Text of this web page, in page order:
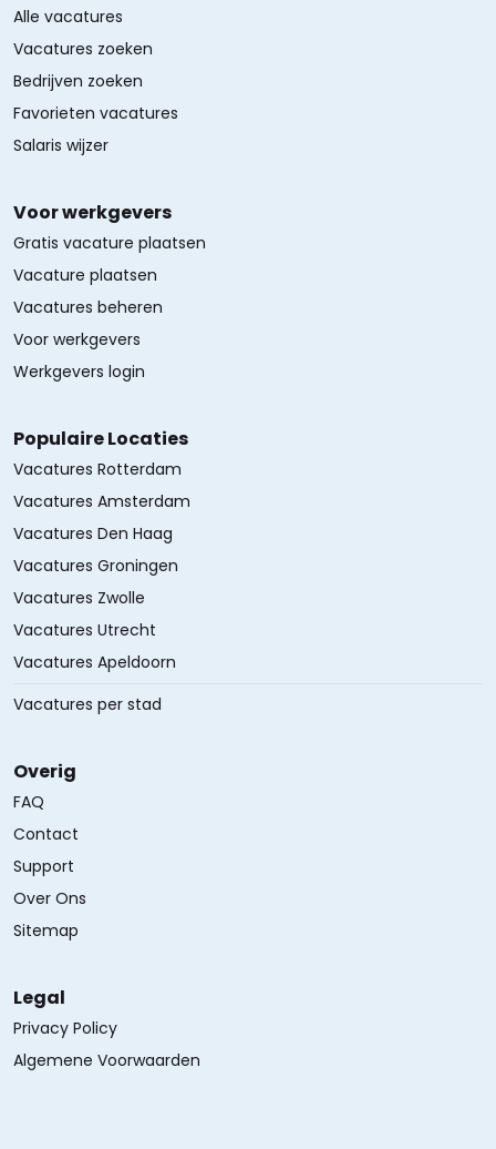
Alle vacatures
Vacatures zoeken
Bedrijven zoeken
Favorieten vacatures
Salaris wijzer
Voor werkgevers
Gratis vacature plaatsen
Vacature plaatsen
Vacatures beheren
Voor werkgevers
Werkgevers login
Populaire Locaties
Vacatures Rotterdam
Vacatures Amsterdam
Vacatures Den Haag
Vacatures Groningen
Vacatures Zwolle
Vacatures Utrecht
Vacatures Apeldoorn
Vacatures per stad
Overig
FAQ
Contact
Support
Over Ons
Sitemap
Legal
Privacy Policy
Algemene Voorwaarden